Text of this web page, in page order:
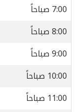
7:00 صباحاً
8:00 صباحاً
9:00 صباحاً
10:00 صباحاً
11:00 صباحاً